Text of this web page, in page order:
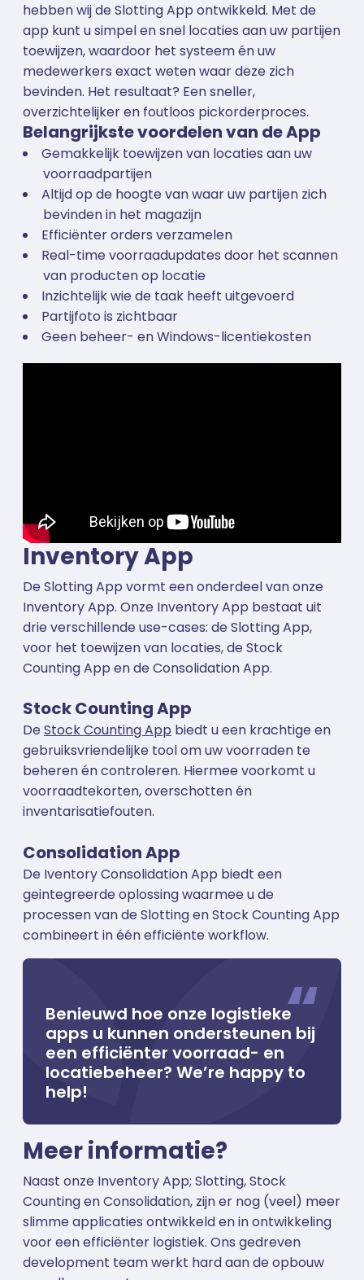
hebben wij de Slotting App ontwikkeld. Met de
app kunt u simpel en snel locaties aan uw partijen
toewijzen, waardoor het systeem én uw
medewerkers exact weten waar deze zich
bevinden. Het resultaat? Een sneller,
overzichtelijker en foutloos pickorderproces.
Belangrijkste voordelen van de App
Gemakkelijk toewijzen van locaties aan uw
voorraadpartijen
Altijd op de hoogte van waar uw partijen zich
bevinden in het magazijn
Efficiënter orders verzamelen
Real-time voorraadupdates door het scannen
van producten op locatie
Inzichtelijk wie de taak heeft uitgevoerd
Partijfoto is zichtbaar
Geen beheer- en Windows-licentiekosten
Inventory App
De Slotting App vormt een onderdeel van onze
Inventory App. Onze Inventory App bestaat uit
drie verschillende use-cases: de Slotting App,
voor het toewijzen van locaties, de Stock
Counting App en de Consolidation App.
Stock Counting App
DeStock Counting App biedt u een krachtige en
gebruiksvriendelijke tool om uw voorraden te
beheren én controleren. Hiermee voorkomt u
voorraadtekorten, overschotten én
inventarisatiefouten.
Consolidation App
De Iventory Consolidation App biedt een
geintegreerde oplossing waarmee u de
processen van de Slotting en Stock Counting App
combineert in één efficiënte workflow.
Benieuwd hoe onze logistieke
apps u kunnen ondersteunen bij
een efficiënter voorraad- en
locatiebeheer? We’re happy to
help!
Meer informatie?
Naast onze Inventory App; Slotting, Stock
Counting en Consolidation, zijn er nog (veel) meer
slimme applicaties ontwikkeld en in ontwikkeling
voor een efficiënter logistiek. Ons gedreven
development team werkt hard aan de opbouw